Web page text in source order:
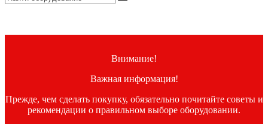
Внимание!
Важная информация!
Прежде, чем сделать покупку, обязательно почитайте советы и
рекомендации о правильном выборе оборудовании.